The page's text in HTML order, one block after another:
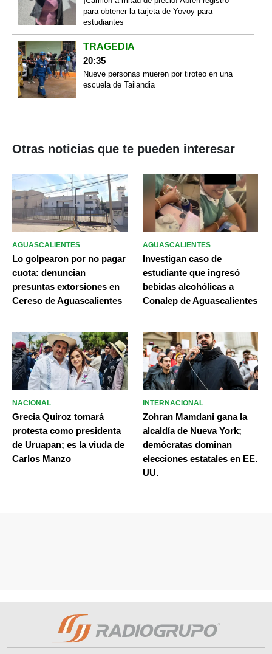
para obtener la tarjeta de Yovoy para
estudiantes
TRAGEDIA
20:35
Nueve personas mueren por tiroteo en una
escuela de Tailandia
Otras noticias que te pueden interesar
AGUASCALIENTES
Lo golpearon por no pagar
cuota: denuncian
presuntas extorsiones en
Cereso de Aguascalientes
AGUASCALIENTES
Investigan caso de
estudiante que ingresó
bebidas alcohólicas a
Conalep de Aguascalientes
NACIONAL
Grecia Quiroz tomará
protesta como presidenta
de Uruapan; es la viuda de
Carlos Manzo
INTERNACIONAL
Zohran Mamdani gana la
alcaldía de Nueva York;
demócratas dominan
elecciones estatales en EE.
UU.